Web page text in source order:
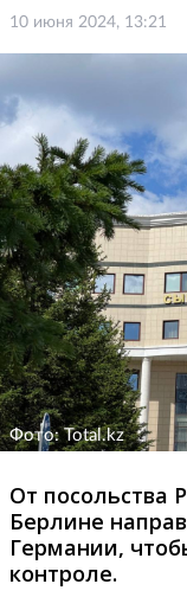
10 июня 2024, 13:21
Фото: Total.kz
От посольства
Берлине
Германии,
контроле.